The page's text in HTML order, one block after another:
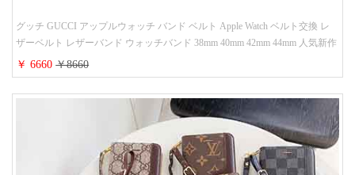
グッチ GUCCI アップルウォッチ バンド ベルト Apple Watch ベルト交換 レ
ザーベルト レザーバンド ウォッチバンド 38mm 40mm 42mm 44mm 人気新作
￥ 6660￥8660